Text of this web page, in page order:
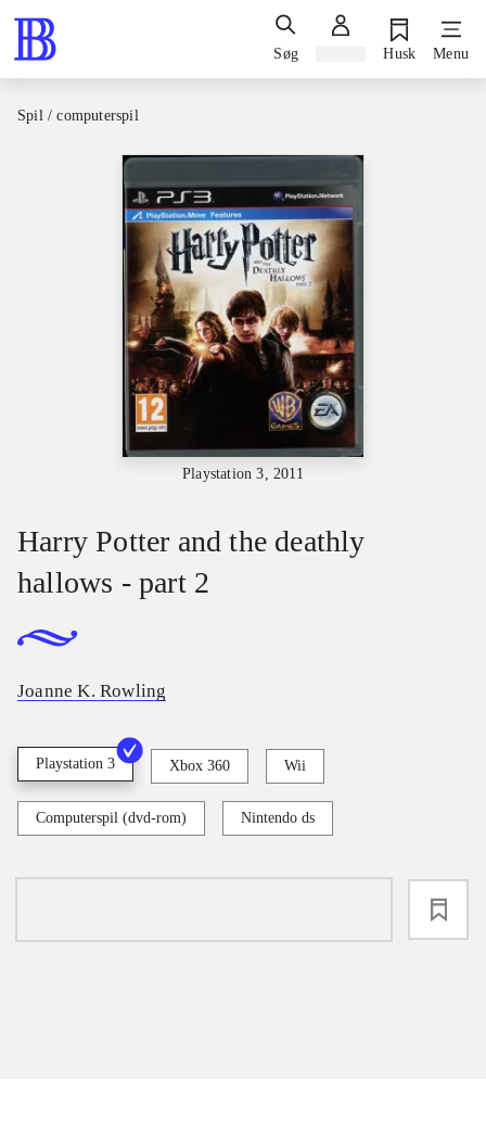
Søg Husk Menu
Spil / computerspil
Playstation 3, 2011
Harry Potter and the deathly
hallows - part 2
Joanne K. Rowling
Playstation 3 Xbox 360 Wii
Computerspil (dvd-rom) Nintendo ds